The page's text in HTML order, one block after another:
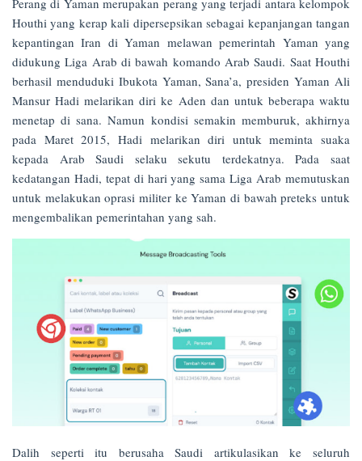
Perang di Yaman merupakan perang yang terjadi antara kelompok
Houthi yang kerap kali dipersepsikan sebagai kepanjangan tangan
kepantingan Iran di Yaman melawan pemerintah Yaman yang
didukung Liga Arab di bawah komando Arab Saudi. Saat Houthi
berhasil menduduki Ibukota Yaman, Sana’a, presiden Yaman Ali
Mansur Hadi melarikan diri ke Aden dan untuk beberapa waktu
menetap di sana. Namun kondisi semakin memburuk, akhirnya
pada Maret 2015, Hadi melarikan diri untuk meminta suaka
kepada Arab Saudi selaku sekutu terdekatnya. Pada saat
kedatangan Hadi, tepat di hari yang sama Liga Arab memutuskan
untuk melakukan oprasi militer ke Yaman di bawah preteks untuk
mengembalikan pemerintahan yang sah.
Dalih seperti itu berusaha Saudi artikulasikan ke seluruh